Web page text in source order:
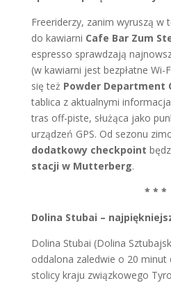
Freeriderzy, zanim wyruszą w
do kawiarni Cafe Bar Zum
espresso sprawdzają
(w kawiarni jest bezpłatne
się też Powder Department
tablica z aktualnymi
tras off-piste, służąca jako
urządzeń GPS. Od sezonu
dodatkowy checkpoint
stacji w Mutterberg.
* * *
Dolina Stubai –
Dolina Stubai (Dolina
oddalona zaledwie o 20 minut
stolicy kraju związkowego